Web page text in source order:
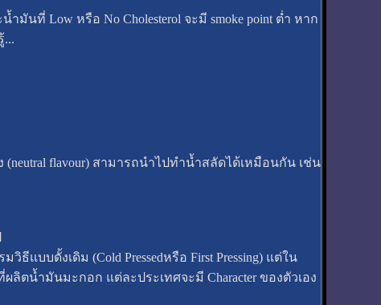
นที่ Low หรือ No Cholesterol จะมี smoke point ต่ำ หาก
flavour) สามารถนำไปทำน้ำสลัดได้เหมือนกัน เช่น
แบบดั้งเดิม (Cold Pressedหรือ First Pressing) แต่ใน
ตน้ำมันมะกอก แต่ละประเทศจะมี Character ของตัวเอง